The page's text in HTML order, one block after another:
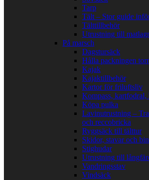
Tarp
Tält – Stor guide
Tälttillbehör
Utrustning till
På marsch
Dagstursäck
Hålla packningen torr
Kajak
Kajaktillbehör
Kartor för friluftsliv
Kompass, kartfodral,
Köpa pulka
Lavinutrustning –
och reccobricka
Ryggsäck till tälttur
Skidor, stavar och
Stighudar
Utrustning till
Vandringsstav
Vindsäck